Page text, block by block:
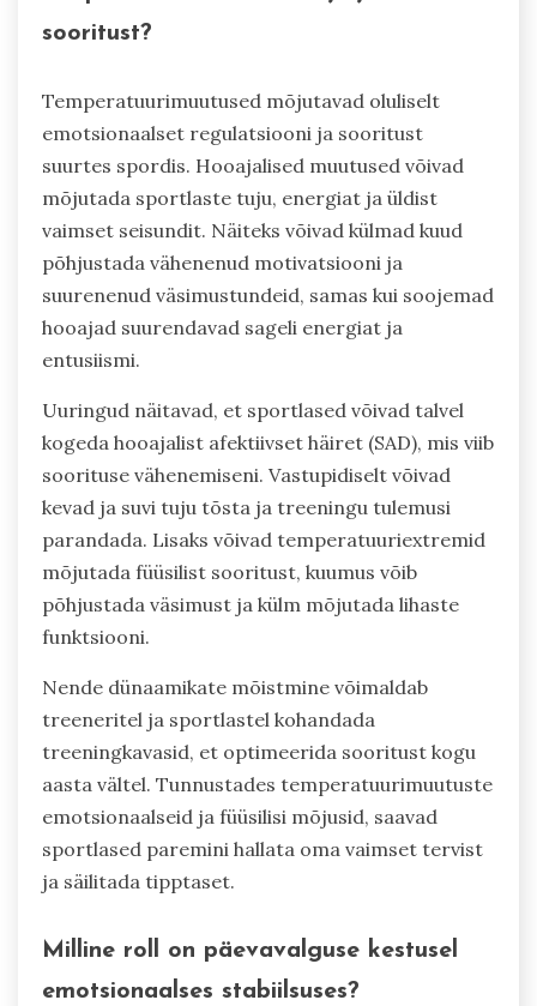
sooritust?
Temperatuurimuutused mõjutavad oluliselt
emotsionaalset regulatsiooni ja sooritust
suurtes spordis. Hooajalised muutused võivad
mõjutada sportlaste tuju, energiat ja üldist
vaimset seisundit. Näiteks võivad külmad kuud
põhjustada vähenenud motivatsiooni ja
suurenenud väsimustundeid, samas kui soojemad
hooajad suurendavad sageli energiat ja
entusiismi.
Uuringud näitavad, et sportlased võivad talvel
kogeda hooajalist afektiivset häiret (SAD), mis viib
soorituse vähenemiseni. Vastupidiselt võivad
kevad ja suvi tuju tõsta ja treeningu tulemusi
parandada. Lisaks võivad temperatuuriextremid
mõjutada füüsilist sooritust, kuumus võib
põhjustada väsimust ja külm mõjutada lihaste
funktsiooni.
Nende dünaamikate mõistmine võimaldab
treeneritel ja sportlastel kohandada
treeningkavasid, et optimeerida sooritust kogu
aasta vältel. Tunnustades temperatuurimuutuste
emotsionaalseid ja füüsilisi mõjusid, saavad
sportlased paremini hallata oma vaimset tervist
ja säilitada tipptaset.
Milline roll on päevavalguse kestusel
emotsionaalses stabiilsuses?